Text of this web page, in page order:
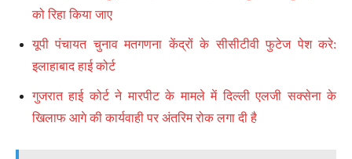
को रिहा किया जाए
यूपी पंचायत चुनाव मतगणना केंद्रों के सीसीटीवी फुटेज पेश करे:
इलाहाबाद हाई कोर्ट
गुजरात हाई कोर्ट ने मारपीट के मामले में दिल्ली एलजी सक्सेना के
खिलाफ आगे की कार्यवाही पर अंतरिम रोक लगा दी है